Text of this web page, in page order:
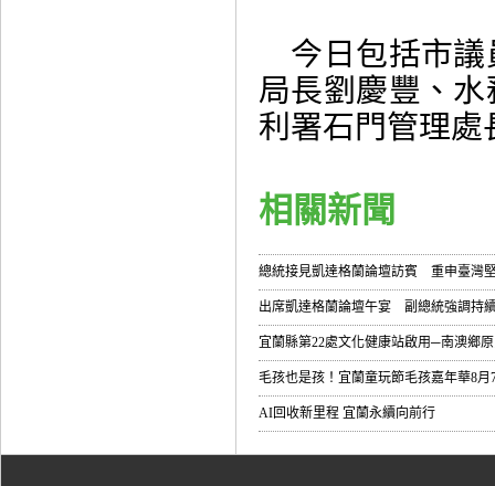
今日包括市議
局長劉慶豐、
利署石門管理
相關新聞
總統接見凱達格蘭論壇訪賓 重申臺灣
出席凱達格蘭論壇午宴 副總統強調持
宜蘭縣第22處文化健康站啟用─南澳鄉
毛孩也是孩！宜蘭童玩節毛孩嘉年華8月
AI回收新里程 宜蘭永續向前行